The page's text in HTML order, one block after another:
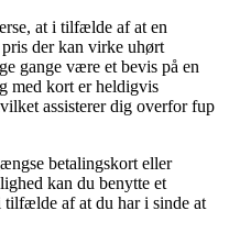
at i tilfælde af at en
der kan virke uhørt
gange være et bevis på en
med kort er heldigvis
assisterer dig overfor fup
betalingskort eller
kan du benytte et
af at du har i sinde at